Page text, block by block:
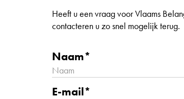
Heeft u een vraag voor Vlaams
contacteren u zo snel mogelijk terug.
Naam*
E-mail*